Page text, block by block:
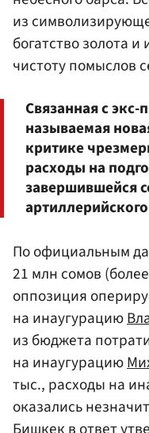
из
богатство золота
чистоту помыслов
Связанная с
называемая
критике
расходы на
завершившейся
По официальным
21 млн сомов
оппозиция
на инаугурацию
из бюджета
на инаугурацию
тыс., расходы на
оказались